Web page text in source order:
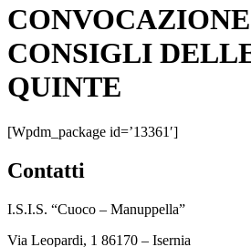
CONVOCAZIONE
CONSIGLI
QUINTE
[wpdm_package id=’13361′]
contatti
I.S.I.S. “Cuoco – Manuppella”
Via Leopardi, 1 86170 – Isernia